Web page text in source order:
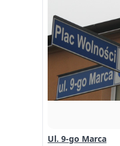
Ul. 9-go Marca